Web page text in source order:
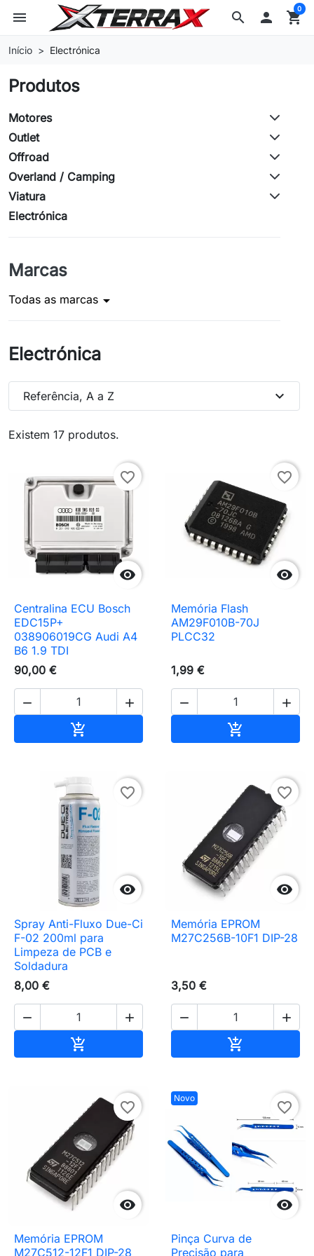
search
menu  shopping_cart
0
Início Electrónica
Produtos
Motores
Outlet
Offroad
Overland / Camping
Viatura
Electrónica
Marcas
Todas as marcas arrow_drop_down
Electrónica
Existem 17 produtos.
Referência, A a Z expand_more

favorite_border
Centralina ECU Bosch
EDC15P+
038906019CG Audi A4
B6 1.9 TDI
90,00 €
 


favorite_border
Memória Flash
AM29F010B-70J
PLCC32
1,99 €
 


favorite_border
Spray Anti-Fluxo Due-Ci
F-02 200ml para
Limpeza de PCB e
Soldadura
8,00 €
 


favorite_border
Memória EPROM
M27C256B-10F1 DIP-28
3,50 €
 


favorite_border
Memória EPROM
M27C512-12F1 DIP-28
Novo

favorite_border
Pinça Curva de
Precisão para